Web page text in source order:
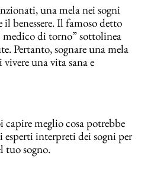
una mela nei sogni
il benessere. Il famoso detto
di torno” sottolinea
Pertanto, sognare una mela
una vita sana e
capire meglio cosa potrebbe
interpreti dei sogni per
tuo sogno.